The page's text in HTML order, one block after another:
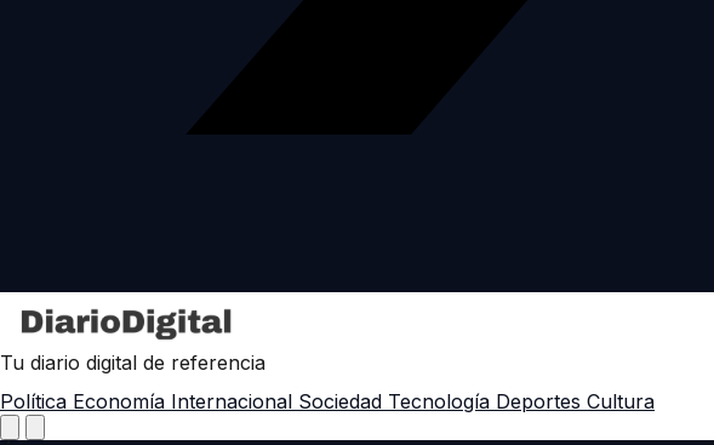
Tu diario digital de referencia
Política Economía Internacional Sociedad Tecnología Deportes Cultura